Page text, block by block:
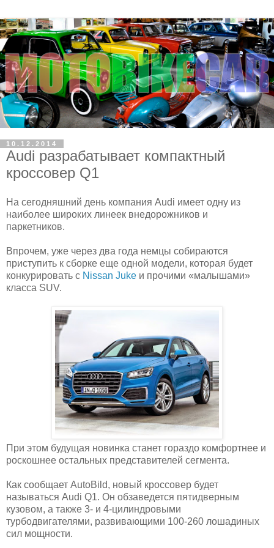
10.12.2014
Audi разрабатывает компактный
кроссовер Q1
На сегодняшний день компания Audi имеет одну из
наиболее широких линеек внедорожников и
паркетников.
Впрочем, уже через два года немцы собираются
приступить к сборке еще одной модели, которая будет
конкурировать с Nissan Juke и прочими «малышами»
класса SUV.
При этом будущая новинка станет гораздо комфортнее и
роскошнее остальных представителей сегмента.
Как сообщает AutoBild, новый кроссовер будет
называться Audi Q1. Он обзаведется пятидверным
кузовом, а также 3- и 4-цилиндровыми
турбодвигателями, развивающими 100-260 лошадиных
сил мощности.